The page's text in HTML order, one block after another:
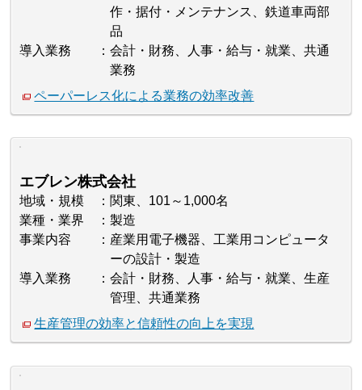
作・据付・メンテナンス、鉄道車両部
品
導入業務
会計・財務、人事・給与・就業、共通
業務
ペーパーレス化による業務の効率改善
エブレン株式会社
地域・規模
関東、101～1,000名
業種・業界
製造
事業内容
産業用電子機器、工業用コンピュータ
ーの設計・製造
導入業務
会計・財務、人事・給与・就業、生産
管理、共通業務
生産管理の効率と信頼性の向上を実現